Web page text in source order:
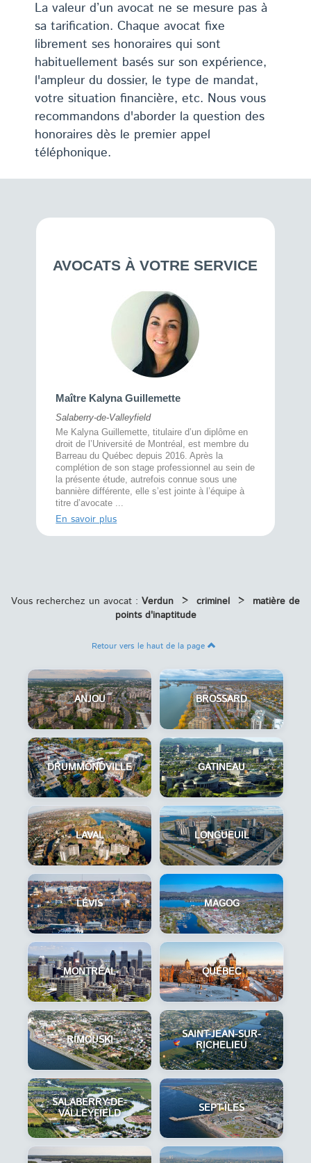
La valeur d’un avocat ne se mesure pas à
sa tarification. Chaque avocat fixe
librement ses honoraires qui sont
habituellement basés sur son expérience,
l'ampleur du dossier, le type de mandat,
votre situation financière, etc. Nous vous
recommandons d'aborder la question des
honoraires dès le premier appel
téléphonique.
AVOCATS À VOTRE SERVICE
Maître Kalyna Guillemette
Salaberry-de-Valleyfield
Me Kalyna Guillemette, titulaire d’un diplôme en
droit de l’Université de Montréal, est membre du
Barreau du Québec depuis 2016. Après la
complétion de son stage professionnel au sein de
la présente étude, autrefois connue sous une
bannière différente, elle s’est jointe à l’équipe à
titre d’avocate ...
En savoir plus
Vous recherchez un avocat : Verdun > criminel >
matière de
points d'inaptitude
Retour vers le haut de la page
ANJOU BROSSARD
DRUMMONDVILLE GATINEAU
LAVAL LONGUEUIL
LÉVIS MAGOG
MONTRÉAL QUÉBEC
RIMOUSKI
SAINT-JEAN-SUR-
RICHELIEU
SALABERRY-DE-
VALLEYFIELD
SEPT-ÎLES